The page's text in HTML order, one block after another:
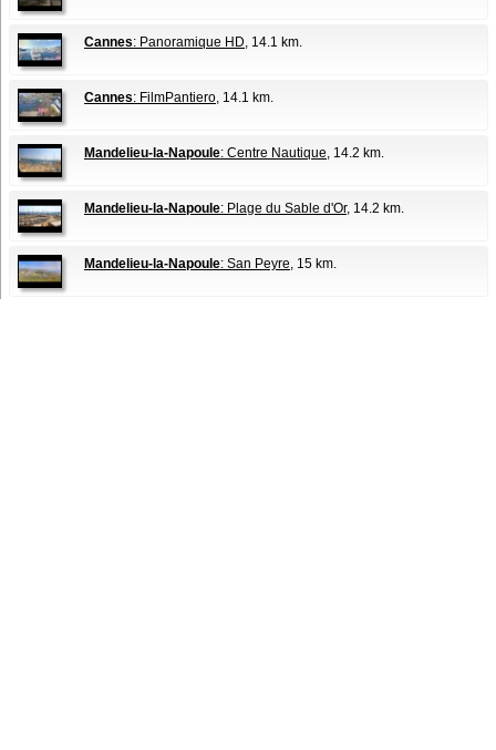
Cannes: Panoramique HD, 14.1 km.
Cannes: FilmPantiero, 14.1 km.
Mandelieu-la-Napoule: Centre Nautique, 14.2 km.
Mandelieu-la-Napoule: Plage du Sable d'Or, 14.2 km.
Mandelieu-la-Napoule: San Peyre, 15 km.